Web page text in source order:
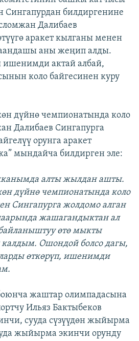
Сингапурдан билдиргенине
Далибаев
аракет кылганы менен
аны жеңип алды.
актай албай,
коло байгесинен куру
дүйнө чемпионатында коло
Далибаев Сингапурга
орунга аракет
мындайча билдирген эле:
алты жылдан ашты.
дүйнө чемпионатында коло
Сингапурга жолдомо алган
жашагандыктан ал
өтө мыкты
калдым. Ошондой болсо дагы,
өткөрүп, ишенимди
жаштар олимпадасына
Ильяз Бактыбеков
сууда сүзүүдөн жыйырма
жыйырма экинчи орунду